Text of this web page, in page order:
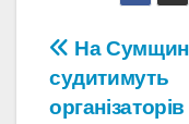
записів
На
судитимуть
організаторів